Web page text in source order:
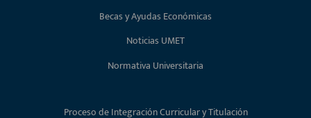
Becas y Ayudas Económicas
Noticias UMET
Normativa Universitaria
Proceso de Integración Curricular y Titulación